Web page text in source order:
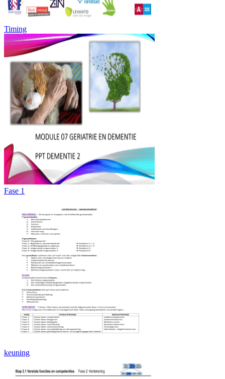
Timing
Fase 1
keuning